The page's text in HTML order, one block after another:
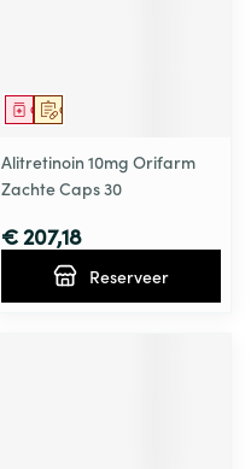
Op voorschrift
Geneesmiddel
Alitretinoin 10mg Orifarm
Zachte Caps 30
€ 207,18
Reserveer